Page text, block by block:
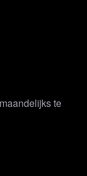
te